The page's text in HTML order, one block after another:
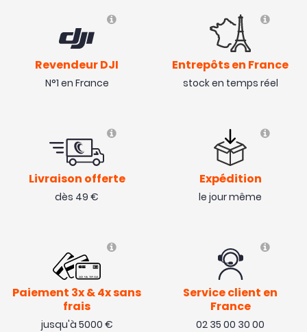
Revendeur DJI
N°1 en France
Entrepôts en France
stock en temps réel
Livraison offerte
dès 49 €
Expédition
le jour même
Paiement 3x & 4x sans
frais
jusqu'à 5000 €
Service client en
France
02 35 00 30 00